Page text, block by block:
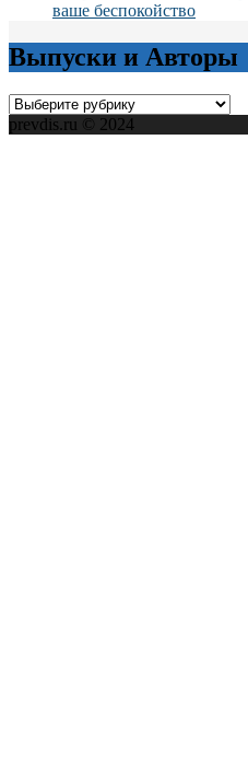
ваше беспокойство
Выпуски и Авторы
Выпуски
и
prevdis.ru © 2024